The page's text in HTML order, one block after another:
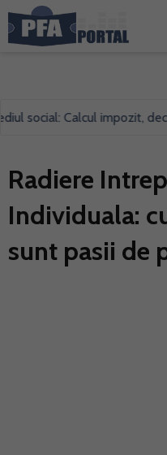
social: Calcul impozit,
Radiere
Individuala:
sunt pasii de